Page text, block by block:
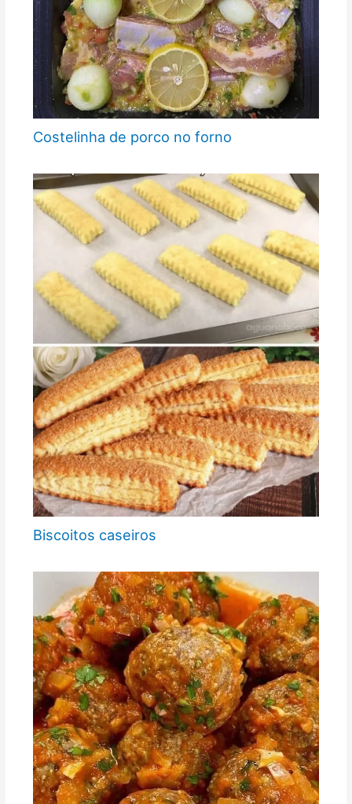
Costelinha de porco no forno
Biscoitos caseiros